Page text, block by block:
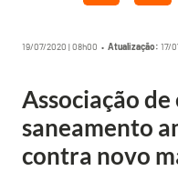
19/07/2020 | 08h00 • Atualização: 17/
Associação
saneamento
contra novo